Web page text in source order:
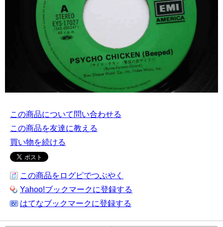
この商品について問い合わせる
この商品を友達に教える
買い物を続ける
この商品をログピでつぶやく
Yahoo!ブックマークに登録する
はてなブックマークに登録する